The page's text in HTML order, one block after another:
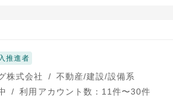
推進者
株式会社 / 不動産/建設/設備系
/ 利用アカウント数：11件〜30件